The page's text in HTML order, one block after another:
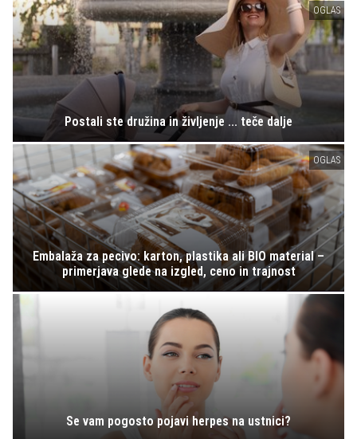
OGLAS
Postali ste družina in življenje ... teče dalje
OGLAS
Embalaža za pecivo: karton, plastika ali BIO material –
primerjava glede na izgled, ceno in trajnost
Se vam pogosto pojavi herpes na ustnici?